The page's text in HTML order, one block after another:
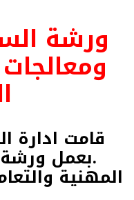
ورشة
قامت ادارة
.بعمل
المهنية